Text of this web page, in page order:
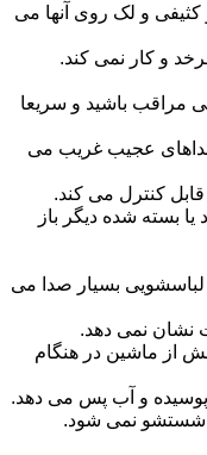
و لک روی آنها می
و کار نمی کند.
مراقب باشید و سریعا
عجیب غریب می
کنترل می کند.
بسته شده دیگر باز
بسیار صدا می
نشان نمی دهد.
از ماشین در هنگام
و آب پس می دهد.
شستشو نمی شود.